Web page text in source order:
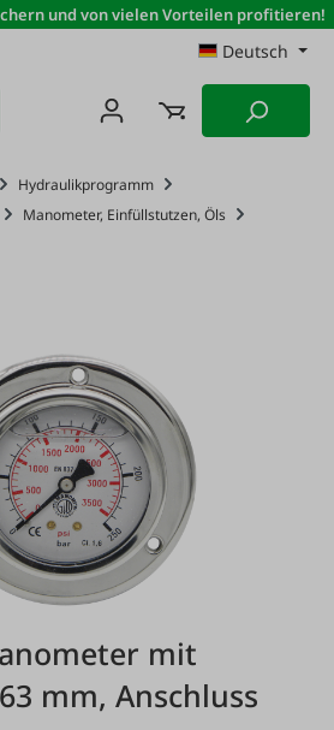
und von vielen Vorteilen profitieren!
Deutsch
Hydraulikprogramm
Manometer, Einfüllstutzen, Öls
mit
mm, Anschluss